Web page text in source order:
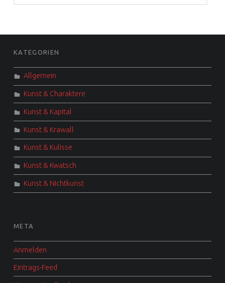
FOOTER SIDEBAR
KATEGORIEN
Allgemein
Kunst & Charaktere
Kunst & Kapital
Kunst & Krawall
Kunst & Kulisse
Kunst & Kwatsch
Kunst & Nichtkunst
META
Anmelden
Eintrags-Feed